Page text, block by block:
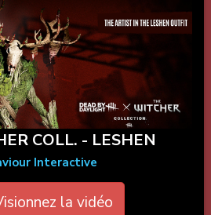
COLL. - LESHEN
Interactive
la vidéo